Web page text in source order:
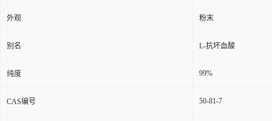
外观 粉末
别名 L-抗坏血酸
纯度 99%
CAS编号 50-81-7